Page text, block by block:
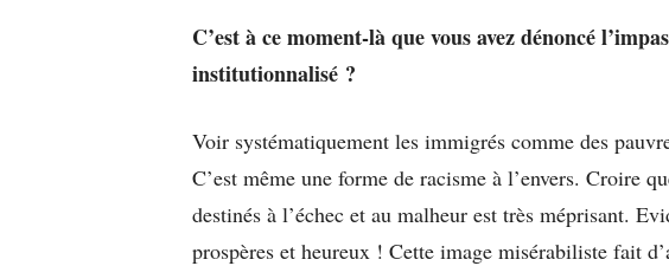
C’est à ce moment-là que vous avez dénoncé
institutionnalisé ?
Voir systématiquement les immigrés comme des
C’est même une forme de racisme à l’envers. Croire
destinés à l’échec et au malheur est très méprisant.
prospères et heureux ! Cette image misérabiliste fait